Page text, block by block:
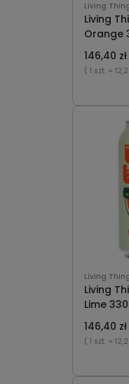
Living
Living
Orange
146,40 zł
( 1 szt. =
Living
Living
Lime
146,40 zł
( 1 szt. =